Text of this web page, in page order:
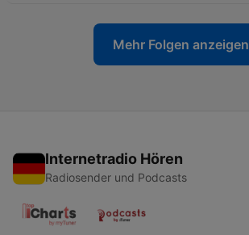
Mehr Folgen anzeigen
Internetradio Hören
Radiosender und Podcasts